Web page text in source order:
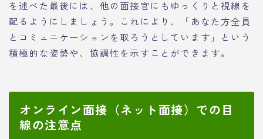
を述べた最後には、他の面接官にもゆっくりと視線を
配るようにしましょう。これにより、「あなた方全員
とコミュニケーションを取ろうとしています」という
積極的な姿勢や、協調性を示すことができます。
オンライン面接（ネット面接）での目
線の注意点